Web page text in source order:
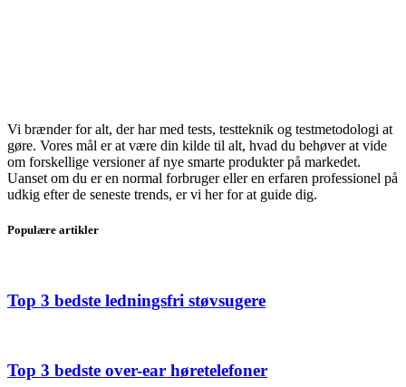
Vi brænder for alt, der har med tests, testteknik og testmetodologi at
gøre. Vores mål er at være din kilde til alt, hvad du behøver at vide
om forskellige versioner af nye smarte produkter på markedet.
Uanset om du er en normal forbruger eller en erfaren professionel på
udkig efter de seneste trends, er vi her for at guide dig.
Populære artikler
Top 3 bedste ledningsfri støvsugere
Top 3 bedste over-ear høretelefoner